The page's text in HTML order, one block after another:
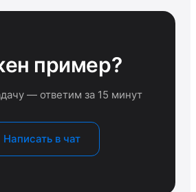
пример?
— ответим за 15 минут
Написать в чат